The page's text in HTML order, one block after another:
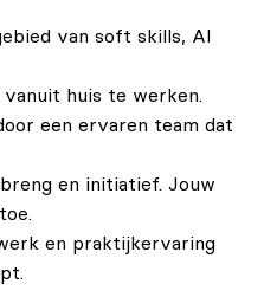
van soft skills, AI
vanuit huis te werken.
een ervaren team dat
en initiatief. Jouw
en praktijkervaring